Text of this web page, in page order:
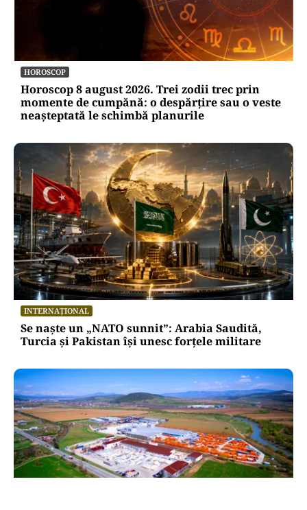
HOROSCOP
Horoscop 8 august 2026. Trei zodii trec prin
momente de cumpănă: o despărțire sau o veste
neașteptată le schimbă planurile
INTERNAȚIONAL
Se naște un „NATO sunnit”: Arabia Saudită,
Turcia și Pakistan își unesc forțele militare